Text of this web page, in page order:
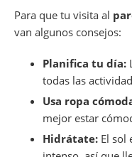
Para que tu visita al
van algunos consejos:
Planifica tu día:
todas las
Usa ropa
mejor estar
Hidrátate: El sol